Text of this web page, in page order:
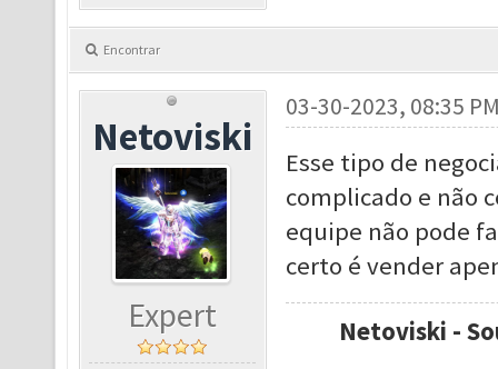
Encontrar
Netoviski
Expert
03-30-2023, 08:35
Esse tipo de
complicado e não
equipe não pode
certo é vender
Netoviski -